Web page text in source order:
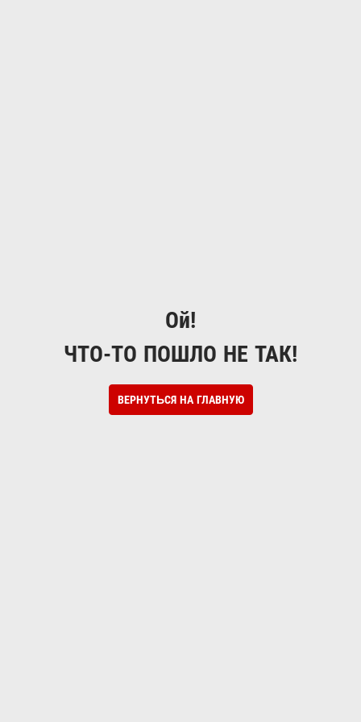
Ой!
ЧТО-ТО ПОШЛО НЕ ТАК!
ВЕРНУТЬСЯ НА ГЛАВНУЮ